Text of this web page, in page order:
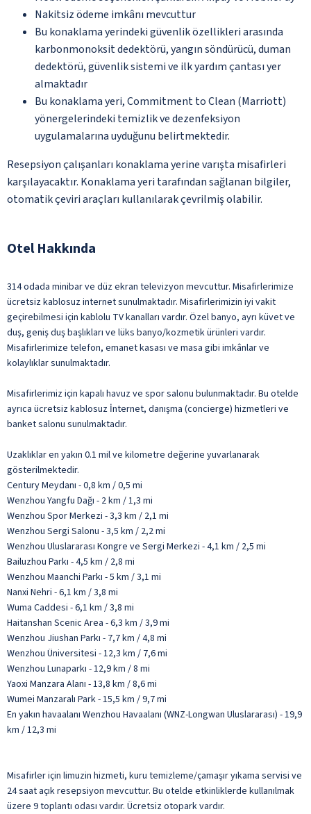
Nakitsiz ödeme imkânı mevcuttur
Bu konaklama yerindeki güvenlik özellikleri arasında
karbonmonoksit dedektörü, yangın söndürücü, duman
dedektörü, güvenlik sistemi ve ilk yardım çantası yer
almaktadır
Bu konaklama yeri, Commitment to Clean (Marriott)
yönergelerindeki temizlik ve dezenfeksiyon
uygulamalarına uyduğunu belirtmektedir.
Resepsiyon çalışanları konaklama yerine varışta misafirleri
karşılayacaktır. Konaklama yeri tarafından sağlanan bilgiler,
otomatik çeviri araçları kullanılarak çevrilmiş olabilir.
Otel Hakkında
314 odada minibar ve düz ekran televizyon mevcuttur. Misafirlerimize
ücretsiz kablosuz internet sunulmaktadır. Misafirlerimizin iyi vakit
geçirebilmesi için kablolu TV kanalları vardır. Özel banyo, ayrı küvet ve
duş, geniş duş başlıkları ve lüks banyo/kozmetik ürünleri vardır.
Misafirlerimize telefon, emanet kasası ve masa gibi imkânlar ve
kolaylıklar sunulmaktadır.
Misafirlerimiz için kapalı havuz ve spor salonu bulunmaktadır. Bu otelde
ayrıca ücretsiz kablosuz İnternet, danışma (concierge) hizmetleri ve
banket salonu sunulmaktadır.
Uzaklıklar en yakın 0.1 mil ve kilometre değerine yuvarlanarak
gösterilmektedir.
Century Meydanı - 0,8 km / 0,5 mi
Wenzhou Yangfu Dağı - 2 km / 1,3 mi
Wenzhou Spor Merkezi - 3,3 km / 2,1 mi
Wenzhou Sergi Salonu - 3,5 km / 2,2 mi
Wenzhou Uluslararası Kongre ve Sergi Merkezi - 4,1 km / 2,5 mi
Bailuzhou Parkı - 4,5 km / 2,8 mi
Wenzhou Maanchi Parkı - 5 km / 3,1 mi
Nanxi Nehri - 6,1 km / 3,8 mi
Wuma Caddesi - 6,1 km / 3,8 mi
Haitanshan Scenic Area - 6,3 km / 3,9 mi
Wenzhou Jiushan Parkı - 7,7 km / 4,8 mi
Wenzhou Üniversitesi - 12,3 km / 7,6 mi
Wenzhou Lunaparkı - 12,9 km / 8 mi
Yaoxi Manzara Alanı - 13,8 km / 8,6 mi
Wumei Manzaralı Park - 15,5 km / 9,7 mi
En yakın havaalanı Wenzhou Havaalanı (WNZ-Longwan Uluslararası) - 19,9
km / 12,3 mi
Misafirler için limuzin hizmeti, kuru temizleme/çamaşır yıkama servisi ve
24 saat açık resepsiyon mevcuttur. Bu otelde etkinliklerde kullanılmak
üzere 9 toplantı odası vardır. Ücretsiz otopark vardır.